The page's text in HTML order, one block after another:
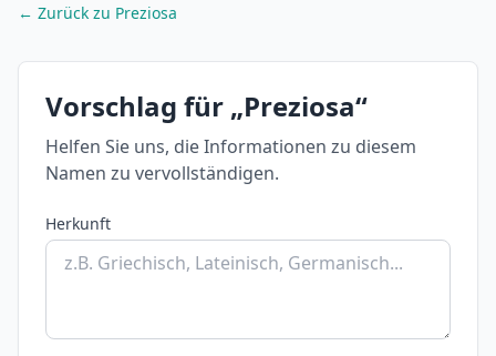
← Zurück zu Preziosa
Vorschlag für „Preziosa“
Helfen Sie uns, die Informationen zu diesem
Namen zu vervollständigen.
Herkunft